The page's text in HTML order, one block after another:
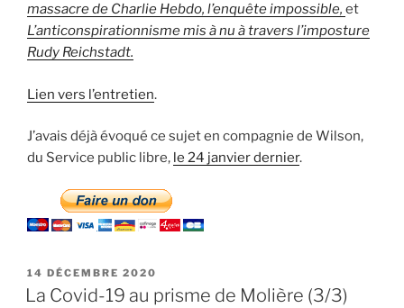
massacre de Charlie Hebdo, l’enquête impossible, et
L’anticonspirationnisme mis à nu à travers l’imposture
Rudy Reichstadt.
Lien vers l’entretien.
J’avais déjà évoqué ce sujet en compagnie de Wilson,
du Service public libre, le 24 janvier dernier.
PUBLIÉ
LE
14 DÉCEMBRE 2020
La Covid-19 au prisme de Molière (3/3)